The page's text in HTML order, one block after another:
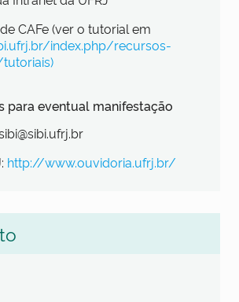
CAFe (ver o tutorial em
index.php/recursos-
para eventual manifestação
http://www.ouvidoria.ufrj.br/